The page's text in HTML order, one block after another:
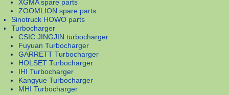
XGMA spare parts
ZOOMLION spare parts
Sinotruck HOWO parts
Turbocharger
CSIC JINGJIN turbocharger
Fuyuan Turbocharger
GARRETT Turbocharger
HOLSET Turbocharger
IHI Turbocharger
Kangyue Turbocharger
MHI Turbocharger